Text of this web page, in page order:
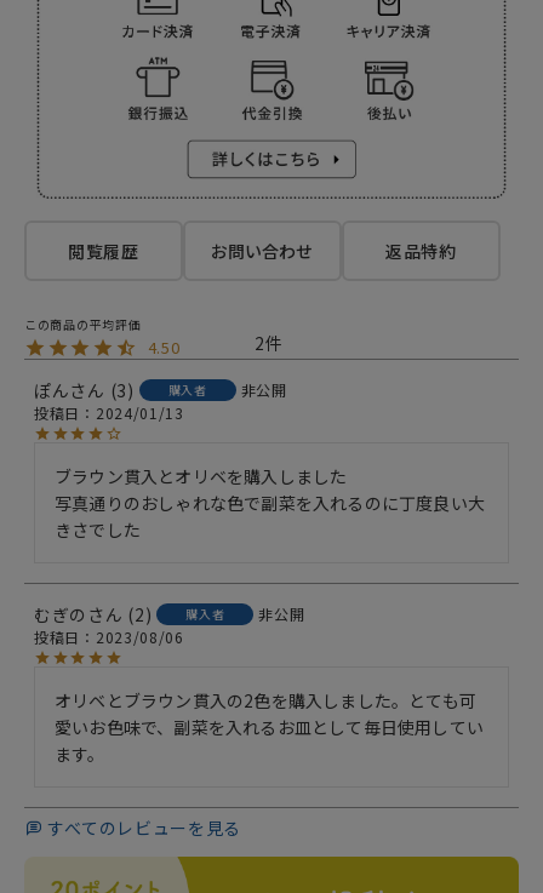
閲覧履歴 お問い合わせ 返品特約
4.50
2
ぽん
3 購入者
非公開
投稿日
2024/01/13
ブラウン貫入とオリベを購入しました
写真通りのおしゃれな色で副菜を入れるのに丁度良い大
きさでした
むぎの 2 購入者
非公開
投稿日
2023/08/06
オリベとブラウン貫入の2色を購入しました。とても可
愛いお色味で、副菜を入れるお皿として毎日使用してい
ます。
すべてのレビューを見る